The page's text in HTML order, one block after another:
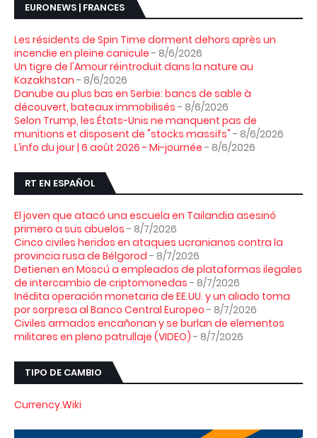
EURONEWS | FRANCES
Les résidents de Spin Time dorment dehors après un
incendie en pleine canicule - 8/6/2026
Un tigre de l'Amour réintroduit dans la nature au
Kazakhstan - 8/6/2026
Danube au plus bas en Serbie: bancs de sable à
découvert, bateaux immobilisés - 8/6/2026
Selon Trump, les États-Unis ne manquent pas de
munitions et disposent de "stocks massifs" - 8/6/2026
L’info du jour | 6 août 2026 - Mi-journée - 8/6/2026
RT EN ESPAÑOL
El joven que atacó una escuela en Tailandia asesinó
primero a sus abuelos - 8/7/2026
Cinco civiles heridos en ataques ucranianos contra la
provincia rusa de Bélgorod - 8/7/2026
Detienen en Moscú a empleados de plataformas ilegales
de intercambio de criptomonedas - 8/7/2026
Inédita operación monetaria de EE.UU. y un aliado toma
por sorpresa al Banco Central Europeo - 8/7/2026
Civiles armados encañonan y se burlan de elementos
militares en pleno patrullaje (VIDEO) - 8/7/2026
TIPO DE CAMBIO
Currency.Wiki